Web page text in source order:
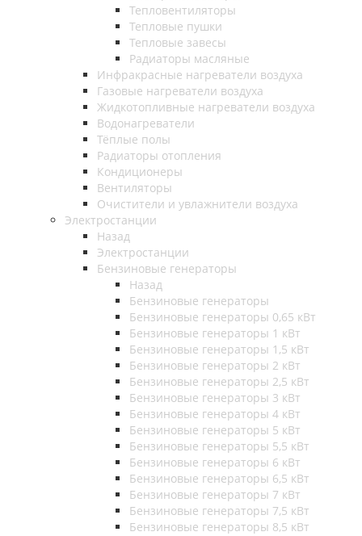
Тепловентиляторы
Тепловые пушки
Тепловые завесы
Радиаторы масляные
Инфракрасные нагреватели воздуха
Газовые нагреватели воздуха
Жидкотопливные нагреватели воздуха
Водонагреватели
Тёплые полы
Радиаторы отопления
Кондиционеры
Вентиляторы
Очистители и увлажнители воздуха
Электростанции
Назад
Электростанции
Бензиновые генераторы
Назад
Бензиновые генераторы
Бензиновые генераторы 0,65 кВт
Бензиновые генераторы 1 кВт
Бензиновые генераторы 1,5 кВт
Бензиновые генераторы 2 кВт
Бензиновые генераторы 2,5 кВт
Бензиновые генераторы 3 кВт
Бензиновые генераторы 4 кВт
Бензиновые генераторы 5 кВт
Бензиновые генераторы 5,5 кВт
Бензиновые генераторы 6 кВт
Бензиновые генераторы 6,5 кВт
Бензиновые генераторы 7 кВт
Бензиновые генераторы 7,5 кВт
Бензиновые генераторы 8,5 кВт